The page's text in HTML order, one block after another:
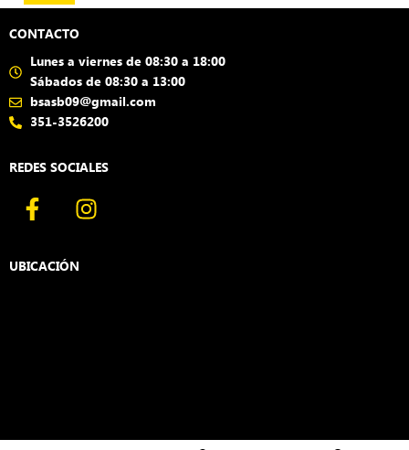
CONTACTO
Lunes a viernes de 08:30 a 18:00
Sábados de 08:30 a 13:00
bsasb09@gmail.com
351-3526200
REDES SOCIALES
F
a
e
I
n
UBICACIÓN